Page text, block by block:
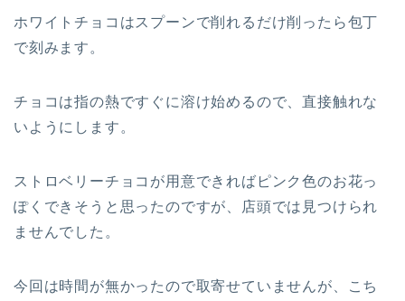
ホワイトチョコはスプーンで削れるだけ削ったら包丁
で刻みます。
チョコは指の熱ですぐに溶け始めるので、直接触れな
いようにします。
ストロベリーチョコが用意できればピンク色のお花っ
ぽくできそうと思ったのですが、店頭では見つけられ
ませんでした。
今回は時間が無かったので取寄せていませんが、こち